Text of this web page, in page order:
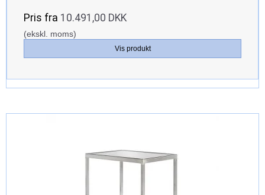
Pris fra 10.491,00 DKK
(ekskl. moms)
Vis produkt